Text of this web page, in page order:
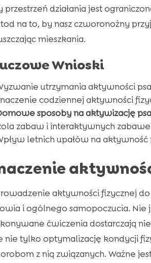
przestrzeń działania jest
na to, by nasz czworonożny
mieszkania.
Wnioski
utrzymania aktywności
codziennej aktywności
sposoby na aktywizację psa
zabaw i interaktywnych
letnich upałów na aktywność
aktywności fizycznej
i ogólnego samopoczucia.
ćwiczenia dostarczają
nie tylko optymalizację kondycji
z nią związanych. Ważne